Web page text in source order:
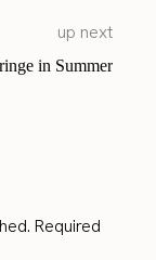
up next
in Summer
Required